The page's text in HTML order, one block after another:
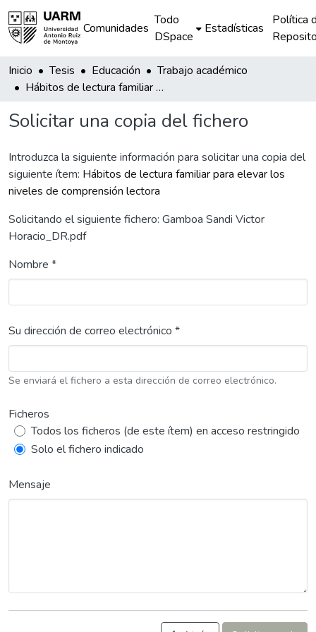
Comunidades
Todo
DSpace
Estadísticas
Política
Inicio Tesis Educación
Trabajo académico
Hábitos de lectura familiar para elevar los niveles de comprensión lectora
Solicitar una copia del fichero
Introduzca la siguiente información para solicitar una copia del
siguiente ítem: Hábitos de lectura familiar para elevar los
niveles de comprensión lectora
Solicitando el siguiente fichero: Gamboa Sandi Victor
Horacio_DR.pdf
Nombre *
Su dirección de correo electrónico *
Se enviará el fichero a esta dirección de correo electrónico.
Ficheros
Todos los ficheros (de este ítem) en acceso restringido
Solo el fichero indicado
Mensaje